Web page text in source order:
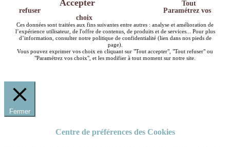
Accepter
Tout
refuser
Paramétrez vos
choix
Ces données sont traitées aux fins suivantes entre autres : analyse et amélioration de
l’expérience utilisateur, de l'offre de contenus, de produits et de services... Pour plus
d’information, consulter notre politique de confidentialité (lien dans nos pieds de
page).
Vous pouvez exprimer vos choix en cliquant sur "Tout accepter", "Tout refuser" ou
"Paramétrez vos choix", et les modifier à tout moment sur notre site.
Fermer
Centre de préférences des Cookies